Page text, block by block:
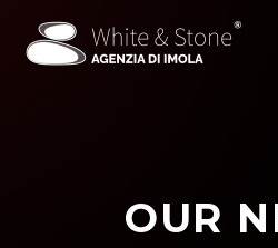
OUR